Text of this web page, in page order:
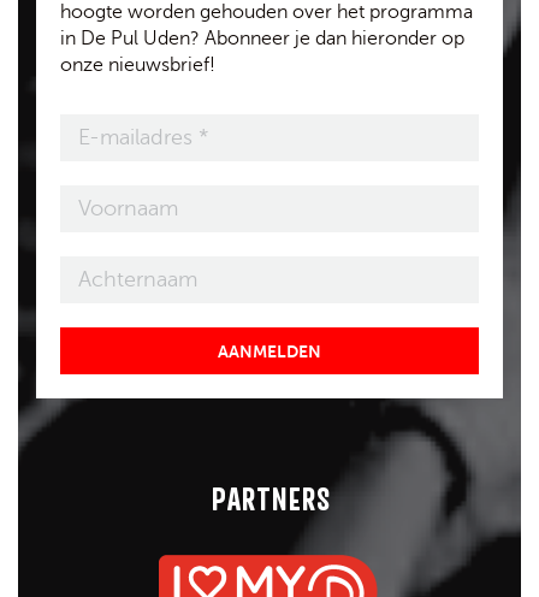
hoogte worden gehouden over het programma
in De Pul Uden? Abonneer je dan hieronder op
onze nieuwsbrief!
AANMELDEN
PARTNERS